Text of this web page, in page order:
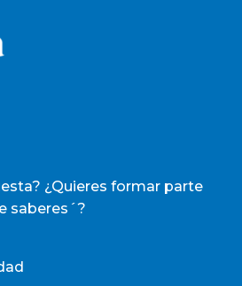
¿Quieres formar parte
saberes´?